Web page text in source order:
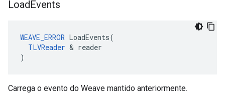
LoadEvents
WEAVE_ERROR LoadEvents(
TLVReader & reader
)
Carrega o evento do Weave mantido anteriormente.